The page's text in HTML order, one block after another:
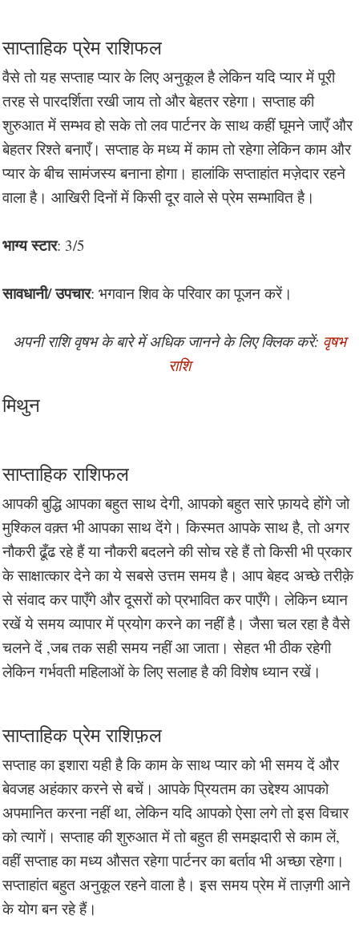
साप्ताहिक प्रेम राशिफल
वैसे तो यह सप्ताह प्यार के लिए अनुकूल है लेकिन यदि प्यार में पूरी
तरह से पारदर्शिता रखी जाय तो और बेहतर रहेगा। सप्ताह की
शुरुआत में सम्भव हो सके तो लव पार्टनर के साथ कहीं घूमने जाएँ और
बेहतर रिश्ते बनाएँ। सप्ताह के मध्य में काम तो रहेगा लेकिन काम और
प्यार के बीच सामंजस्य बनाना होगा। हालांकि सप्ताहांत मज़ेदार रहने
वाला है। आखिरी दिनों में किसी दूर वाले से प्रेम सम्भावित है।
भाग्य स्टार: 3/5
सावधानी/ उपचार: भगवान शिव के परिवार का पूजन करें।
अपनी राशि वृषभ के बारे में अधिक जानने के लिए क्लिक करें: वृषभ
राशि
मिथुन
साप्ताहिक राशिफल
आपकी बुद्धि आपका बहुत साथ देगी, आपको बहुत सारे फ़ायदे होंगे जो
मुश्किल वक़्त भी आपका साथ देंगे। किस्मत आपके साथ है, तो अगर
नौकरी ढूँढ रहे हैं या नौकरी बदलने की सोच रहे हैं तो किसी भी प्रकार
के साक्षात्कार देने का ये सबसे उत्तम समय है। आप बेहद अच्छे तरीक़े
से संवाद कर पाएँगे और दूसरों को प्रभावित कर पाएँगे। लेकिन ध्यान
रखें ये समय व्यापार में प्रयोग करने का नहीं है। जैसा चल रहा है वैसे
चलने दें ,जब तक सही समय नहीं आ जाता। सेहत भी ठीक रहेगी
लेकिन गर्भवती महिलाओं के लिए सलाह है की विशेष ध्यान रखें।
साप्ताहिक प्रेम राशिफ़ल
सप्ताह का इशारा यही है कि काम के साथ प्यार को भी समय दें और
बेवजह अहंकार करने से बचें। आपके प्रियतम का उद्देश्य आपको
अपमानित करना नहीं था, लेकिन यदि आपको ऐसा लगे तो इस विचार
को त्यागें। सप्ताह की शुरुआत में तो बहुत ही समझदारी से काम लें,
वहीं सप्ताह का मध्य औसत रहेगा पार्टनर का बर्ताव भी अच्छा रहेगा।
सप्ताहांत बहुत अनुकूल रहने वाला है। इस समय प्रेम में ताज़गी आने
के योग बन रहे हैं।